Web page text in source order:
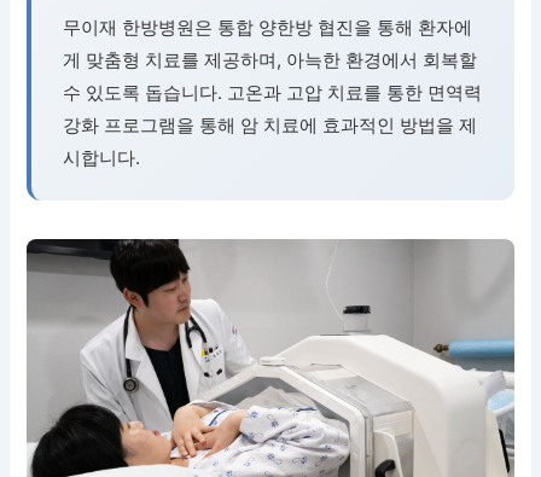
무이재 한방병원은 통합 양한방 협진을 통해 환자에
게 맞춤형 치료를 제공하며, 아늑한 환경에서 회복할
수 있도록 돕습니다. 고온과 고압 치료를 통한 면역력
강화 프로그램을 통해 암 치료에 효과적인 방법을 제
시합니다.